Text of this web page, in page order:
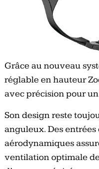
Grâce au nouveau
réglable en hauteur
avec précision pour
Son design reste
anguleux. Des entrées
aérodynamiques
ventilation optimale